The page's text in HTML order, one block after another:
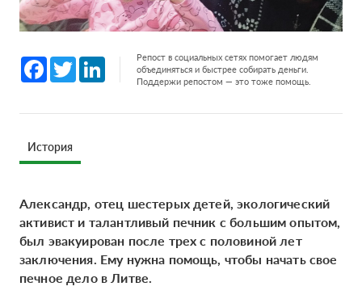
Facebook
Twitter LinkedInРепост в социальных сетях помогает людям
объединяться и быстрее собирать деньги.
Поддержи репостом — это тоже помощь.
История
Александр, отец шестерых детей, экологический
активист и талантливый печник с большим опытом,
был эвакуирован после трех с половиной лет
заключения. Ему нужна помощь, чтобы начать свое
печное дело в Литве.